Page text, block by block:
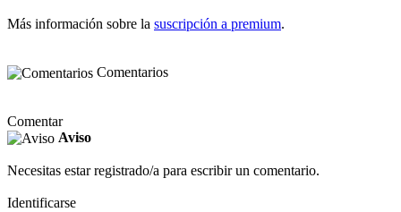
Más información sobre la suscripción a premium.
Comentarios
Comentar
Aviso
Necesitas estar registrado/a para escribir un comentario.
Identificarse